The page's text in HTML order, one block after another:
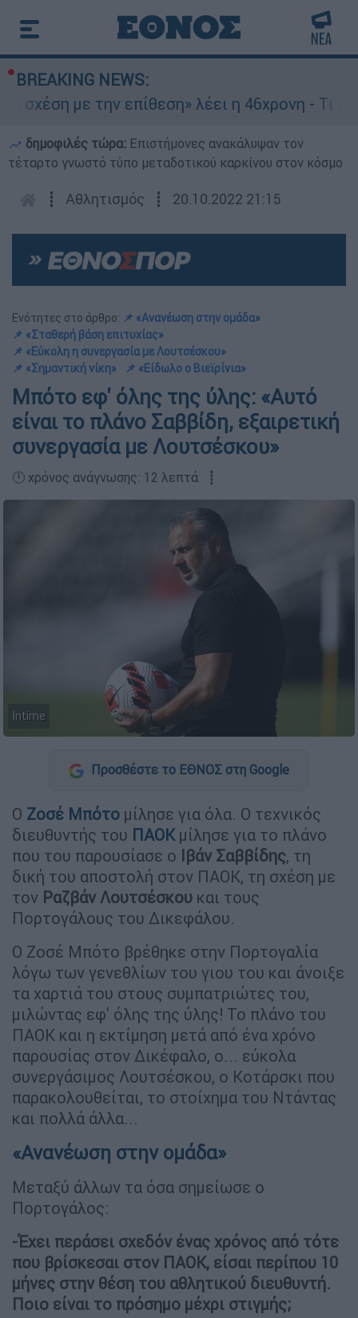
BREAKING NEWS:
με την επίθεση» λέει η 46χρονη - Τι
δημοφιλές τώρα: Επιστήμονες ανακάλυψαν τον
τέταρτο γνωστό τύπο μεταδοτικού καρκίνου στον κόσμο
┋ Αθλητισμός ┋ 20.10.2022 21:15
Ενότητες στο άρθρο: 📌 «Ανανέωση στην ομάδα»
📌 «Σταθερή βάση επιτυχίας»
📌 «Εύκολη η συνεργασία με Λουτσέσκου»
📌 «Σημαντική νίκη»
📌 «Είδωλο ο Βιεϊρίνια»
Μπότο εφ' όλης της ύλης: «Αυτό
είναι το πλάνο Σαββίδη, εξαιρετική
συνεργασία με Λουτσέσκου»
🕛 χρόνος ανάγνωσης: 12 λεπτά ┋
Intime
Προσθέστε το ΕΘΝΟΣ στη Google
Ο Ζοσέ Μπότο μίλησε για όλα. Ο τεχνικός
διευθυντής του ΠΑΟΚμίλησε για το πλάνο
που του παρουσίασε ο Ιβάν Σαββίδης, τη
δική του αποστολή στον ΠΑΟΚ, τη σχέση με
τον Ραζβάν Λουτσέσκου και τους
Πορτογάλους του Δικεφάλου.
Ο Ζοσέ Μπότο βρέθηκε στην Πορτογαλία
λόγω των γενεθλίων του γιου του και άνοιξε
τα χαρτιά του στους συμπατριώτες του,
μιλώντας εφ' όλης της ύλης! Το πλάνο του
ΠΑΟΚ και η εκτίμηση μετά από ένα χρόνο
παρουσίας στον Δικέφαλο, ο... εύκολα
συνεργάσιμος Λουτσέσκου, ο Κοτάρσκι που
παρακολουθείται, το στοίχημα του Ντάντας
και πολλά άλλα...
«Ανανέωση στην ομάδα»
Μεταξύ άλλων τα όσα σημείωσε ο
Πορτογάλος:
-Έχει περάσει σχεδόν ένας χρόνος από τότε
που βρίσκεσαι στον ΠΑΟΚ, είσαι περίπου 10
μήνες στην θέση του αθλητικού διευθυντή.
Ποιο είναι το πρόσημο μέχρι στιγμής;